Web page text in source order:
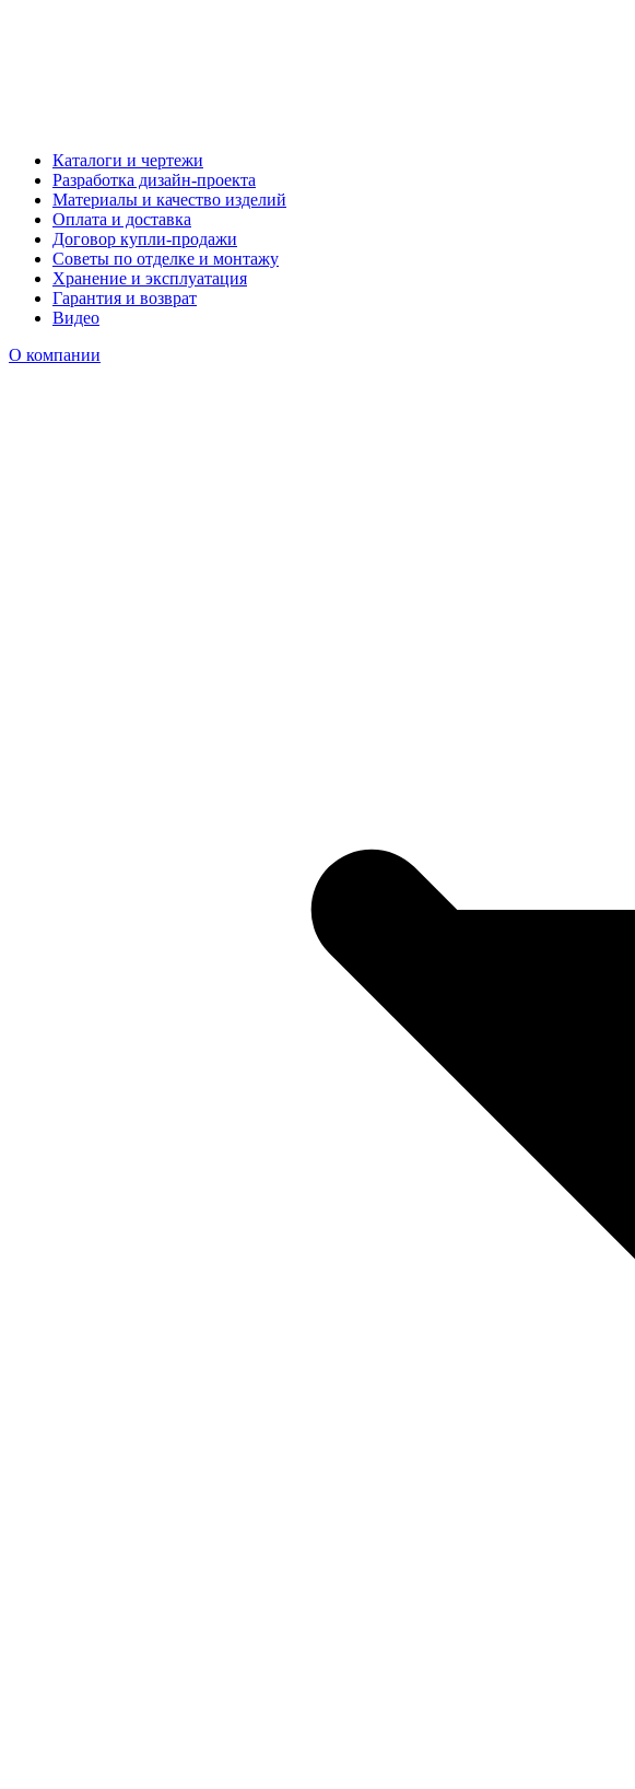
Каталоги и чертежи
Разработка дизайн-проекта
Материалы и качество изделий
Оплата и доставка
Договор купли-продажи
Советы по отделке и монтажу
Хранение и эксплуатация
Гарантия и возврат
Видео
О компании